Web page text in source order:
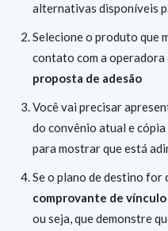
alternativas disponíveis
Selecione o produto que
contato com a
proposta de adesão
Você vai precisar
do convênio atual e
para mostrar que está
Se o plano de destino for
comprovante de
ou seja, que demonstre